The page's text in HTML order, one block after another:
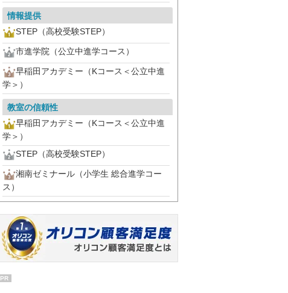
情報提供
STEP（高校受験STEP）
市進学院（公立中進学コース）
早稲田アカデミー（Kコース＜公立中進
学＞）
教室の信頼性
早稲田アカデミー（Kコース＜公立中進
学＞）
STEP（高校受験STEP）
湘南ゼミナール（小学生 総合進学コー
ス）
PR